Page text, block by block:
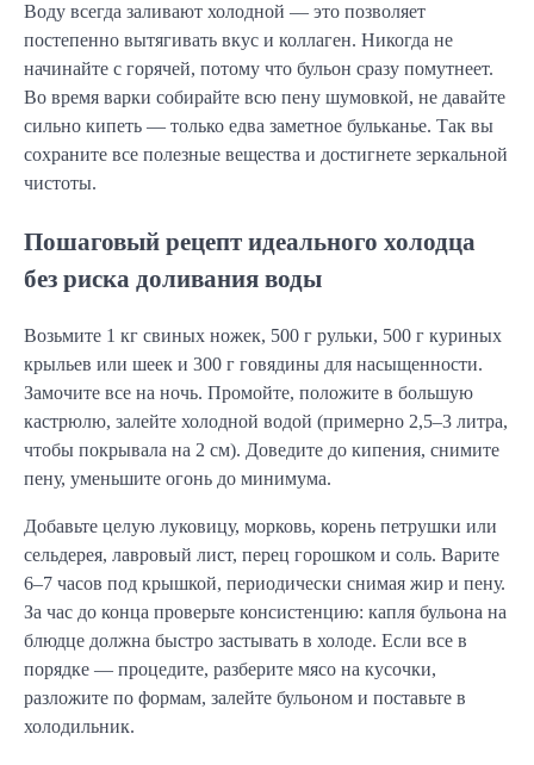
Воду всегда заливают холодной — это позволяет
постепенно вытягивать вкус и коллаген. Никогда не
начинайте с горячей, потому что бульон сразу помутнеет.
Во время варки собирайте всю пену шумовкой, не давайте
сильно кипеть — только едва заметное бульканье. Так вы
сохраните все полезные вещества и достигнете зеркальной
чистоты.
Пошаговый рецепт идеального холодца
без риска доливания воды
Возьмите 1 кг свиных ножек, 500 г рульки, 500 г куриных
крыльев или шеек и 300 г говядины для насыщенности.
Замочите все на ночь. Промойте, положите в большую
кастрюлю, залейте холодной водой (примерно 2,5–3 литра,
чтобы покрывала на 2 см). Доведите до кипения, снимите
пену, уменьшите огонь до минимума.
Добавьте целую луковицу, морковь, корень петрушки или
сельдерея, лавровый лист, перец горошком и соль. Варите
6–7 часов под крышкой, периодически снимая жир и пену.
За час до конца проверьте консистенцию: капля бульона на
блюдце должна быстро застывать в холоде. Если все в
порядке — процедите, разберите мясо на кусочки,
разложите по формам, залейте бульоном и поставьте в
холодильник.